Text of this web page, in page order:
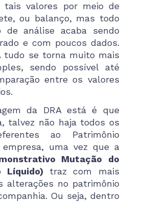
tais valores por meio de
ou balanço, mas todo
de análise acaba sendo
e com poucos dados.
tudo se torna muito mais
sendo possível até
entre os valores
da DRA está é que
talvez não haja todos os
ao Patrimônio
uma vez que a
Mutação do
Líquido) traz com mais
alterações no patrimônio
Ou seja, dentro